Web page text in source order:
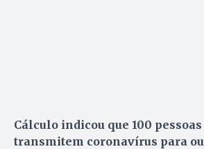
Cálculo indicou que 100
transmitem coronavírus para